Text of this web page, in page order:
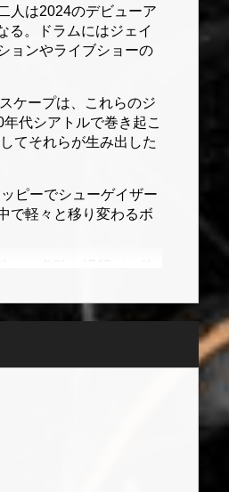
人は2024のデビューア
る。ドラムにはジェイ
ョンやライブショーの
ケープは、これらのジ
代シアトルで巻き起こ
てそれらが生み出した
ピーでシューゲイザー
で軽々と移り変わるボ
ションの狂乱に、アル
May Fire、
ーンの再覚醒をもた